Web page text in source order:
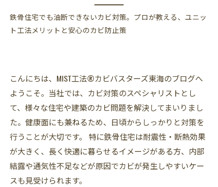
鉄骨住宅でも油断できないカビ対策。プロが教える、ユニッ
ト工法メリットと安心のカビ防止策
こんにちは、MIST工法®カビバスターズ東海のブログへ
ようこそ。当社では、カビ対策のスペシャリストとし
て、様々な住宅や建築のカビ問題を解決してまいりまし
た。健康面にも兼ねるため、日頃からしっかりと対策を
行うことが大切です。 特に鉄骨住宅は耐震性・断熱効果
が大きく、長く快適に暮らせるイメージがある方、内部
結露や通気性不足などが原因でカビが発生しやすいケー
スも見受けられます。